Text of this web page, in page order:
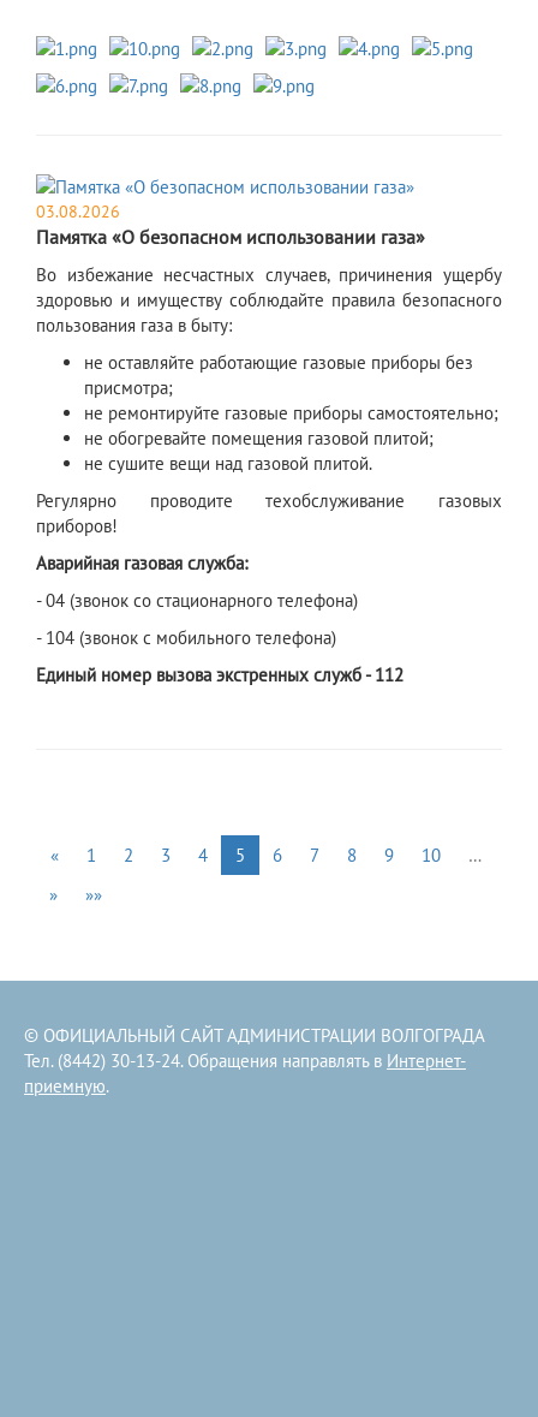
03.08.2026
Памятка «О безопасном использовании газа»
Во избежание несчастных случаев, причинения ущербу
здоровью и имуществу соблюдайте правила безопасного
пользования газа в быту:
не оставляйте работающие газовые приборы без
присмотра;
не ремонтируйте газовые приборы самостоятельно;
не обогревайте помещения газовой плитой;
не сушите вещи над газовой плитой.
Регулярно проводите техобслуживание газовых
приборов!
Аварийная газовая служба:
- 04 (звонок со стационарного телефона)
- 104 (звонок с мобильного телефона)
Единый номер вызова экстренных служб - 112
« 1 2 3 4 5 6 7 8 9 10
…
»
»»
© ОФИЦИАЛЬНЫЙ САЙТ АДМИНИСТРАЦИИ ВОЛГОГРАДА
Тел. (8442) 30-13-24. Обращения направлять в Интернет-
приемную.